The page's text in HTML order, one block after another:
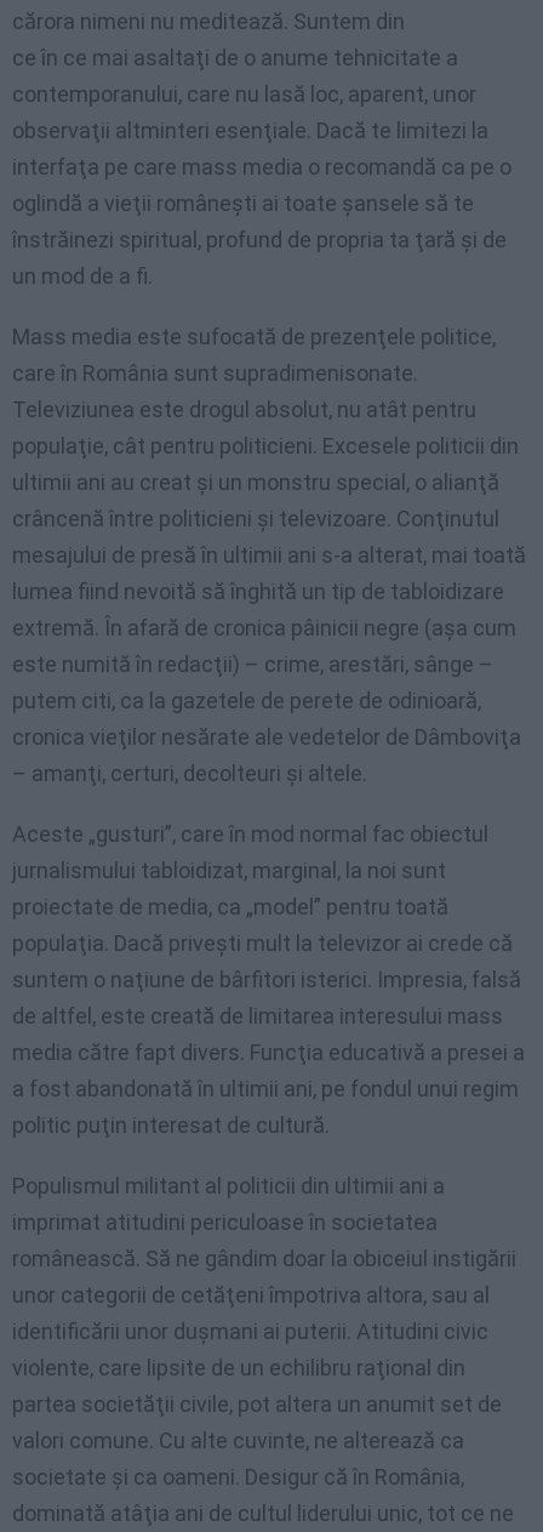
cărora nimeni nu meditează. Suntem din
ce în ce mai asaltaţi de o anume tehnicitate a
contemporanului, care nu lasă loc, aparent, unor
observaţii altminteri esenţiale. Dacă te limitezi la
interfaţa pe care mass media o recomandă ca pe o
oglindă a vieţii româneşti ai toate şansele să te
înstrăinezi spiritual, profund de propria ta ţară şi de
un mod de a fi.
Mass media este sufocată de prezenţele politice,
care în România sunt supradimenisonate.
Televiziunea este drogul absolut, nu atât pentru
populaţie, cât pentru politicieni. Excesele politicii din
ultimii ani au creat şi un monstru special, o alianţă
crâncenă între politicieni şi televizoare. Conţinutul
mesajului de presă în ultimii ani s-a alterat, mai toată
lumea fiind nevoită să înghită un tip de tabloidizare
extremă. În afară de cronica pâinicii negre (aşa cum
este numită în redacţii) – crime, arestări, sânge –
putem citi, ca la gazetele de perete de odinioară,
cronica vieţilor nesărate ale vedetelor de Dâmboviţa
– amanţi, certuri, decolteuri şi altele.
Aceste „gusturi”, care în mod normal fac obiectul
jurnalismului tabloidizat, marginal, la noi sunt
proiectate de media, ca „model” pentru toată
populaţia. Dacă priveşti mult la televizor ai crede că
suntem o naţiune de bârfitori isterici. Impresia, falsă
de altfel, este creată de limitarea interesului mass
media către fapt divers. Funcţia educativă a presei a
a fost abandonată în ultimii ani, pe fondul unui regim
politic puţin interesat de cultură.
Populismul militant al politicii din ultimii ani a
imprimat atitudini periculoase în societatea
românească. Să ne gândim doar la obiceiul instigării
unor categorii de cetăţeni împotriva altora, sau al
identificării unor duşmani ai puterii. Atitudini civic
violente, care lipsite de un echilibru raţional din
partea societăţii civile, pot altera un anumit set de
valori comune. Cu alte cuvinte, ne alterează ca
societate şi ca oameni. Desigur că în România,
dominată atâţia ani de cultul liderului unic, tot ce ne